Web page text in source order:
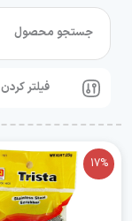
جستجو محصول
فیلتر کردن
17%